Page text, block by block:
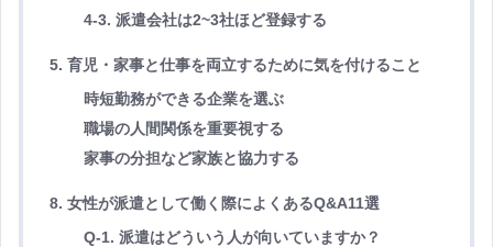
4-3. 派遣会社は2~3社ほど登録する
5. 育児・家事と仕事を両立するために気を付けること
時短勤務ができる企業を選ぶ
職場の人間関係を重要視する
家事の分担など家族と協力する
8. 女性が派遣として働く際によくあるQ&A11選
Q-1. 派遣はどういう人が向いていますか？